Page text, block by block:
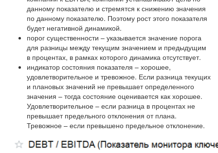
данному показателю и стремятся к снижению значения
по данному показателю. Поэтому рост этого показателя
будет негативной динамикой.
порог существенности – указывается значение порога
для разницы между текущим значением и предыдущим
в процентах, в рамках которого динамика отсутствует.
индикатор состояния показателя – хорошее,
удовлетворительное и тревожное. Если разница текущих
и плановых значений не превышает определенного
значения – тогда состояние оценивается как хорошее.
Удовлетворительное – если разница в процентах не
превышает предельного отклонения от плана.
Тревожное – если превышено предельное отклонение.